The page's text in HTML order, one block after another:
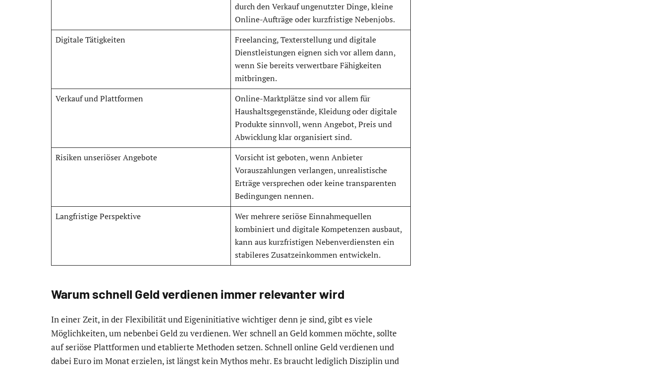
durch den Verkauf ungenutzter Dinge, kleine
Online-Aufträge oder kurzfristige Nebenjobs.
Digitale Tätigkeiten
Freelancing, Texterstellung und digitale
Dienstleistungen eignen sich vor allem dann,
wenn Sie bereits verwertbare Fähigkeiten
mitbringen.
Verkauf und Plattformen
Online-Marktplätze sind vor allem für
Haushaltsgegenstände, Kleidung oder digitale
Produkte sinnvoll, wenn Angebot, Preis und
Abwicklung klar organisiert sind.
Risiken unseriöser Angebote
Vorsicht ist geboten, wenn Anbieter
Vorauszahlungen verlangen, unrealistische
Erträge versprechen oder keine transparenten
Bedingungen nennen.
Langfristige Perspektive
Wer mehrere seriöse Einnahmequellen
kombiniert und digitale Kompetenzen ausbaut,
kann aus kurzfristigen Nebenverdiensten ein
stabileres Zusatzeinkommen entwickeln.
Warum schnell Geld verdienen immer relevanter wird
In einer Zeit, in der Flexibilität und Eigeninitiative wichtiger denn je sind, gibt es viele
Möglichkeiten, um nebenbei Geld zu verdienen. Wer schnell an Geld kommen möchte, sollte
auf seriöse Plattformen und etablierte Methoden setzen. Schnell online Geld verdienen und
dabei Euro im Monat erzielen, ist längst kein Mythos mehr. Es braucht lediglich Disziplin und